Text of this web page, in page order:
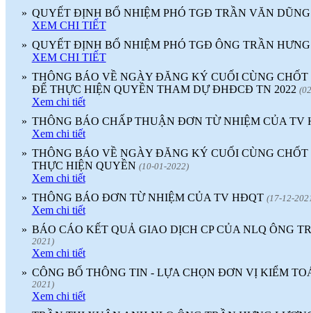
» QUYẾT ĐỊNH BỔ NHIỆM PHÓ TGĐ TRẦN VĂN DŨNG
XEM CHI TIẾT
» QUYẾT ĐỊNH BỔ NHIỆM PHÓ TGĐ ÔNG TRẦN
XEM CHI TIẾT
» THÔNG BÁO VỀ NGÀY ĐĂNG KÝ CUỐI CÙNG
ĐỂ THỰC HIỆN QUYỀN THAM DỰ ĐHĐCĐ TN 2022
Xem chi tiết
» THÔNG BÁO CHẤP THUẬN ĐƠN TỪ NHIỆM CỦA TV
Xem chi tiết
» THÔNG BÁO VỀ NGÀY ĐĂNG KÝ CUỐI CÙNG
THỰC HIỆN QUYỀN (10-01-2022)
Xem chi tiết
» THÔNG BÁO ĐƠN TỪ NHIỆM CỦA TV HĐQT (17-12-
Xem chi tiết
» BÁO CÁO KẾT QUẢ GIAO DỊCH CP CỦA NLQ ÔNG
2021)
Xem chi tiết
» CÔNG BỐ THÔNG TIN - LỰA CHỌN ĐƠN VỊ KIỂM
2021)
Xem chi tiết